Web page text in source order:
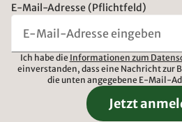
E-Mail-Adresse (Pflichtfeld)
Ich habe die Informationen zum
einverstanden, dass eine Nachricht zur
die unten angegebene E-Mail-
Jetzt